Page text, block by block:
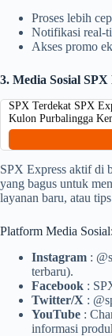
Proses lebih
Notifikasi real-
Akses promo
3. Media Sosial SPX
SPX Terdekat SPX
Kulon Purbalingga
SPX Express aktif di
yang bagus untuk
layanan baru, atau
Platform Media Sosial:
Instagram :
terbaru).
Facebook :
Twitter/X :
YouTube :
informasi